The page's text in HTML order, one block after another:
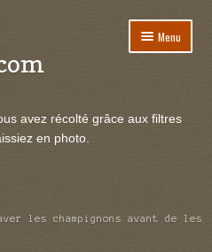
Menu
le
menu
Ouvrir
avez récolté grâce aux filtres
en photo.
les champignons avant de les